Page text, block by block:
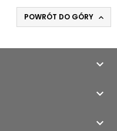
POWRÓT DO GÓRY 


